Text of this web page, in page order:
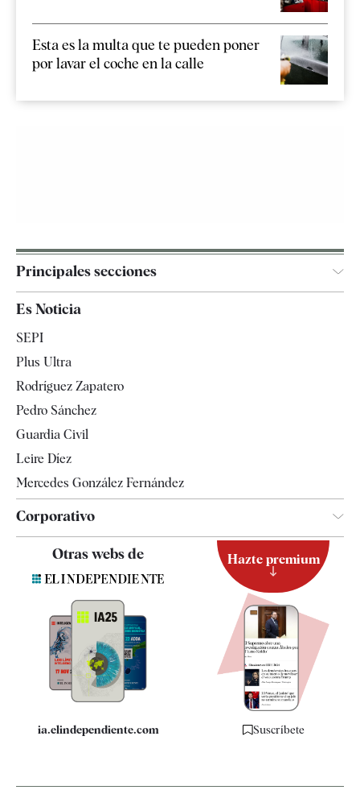
Esta es la multa que te pueden poner
por lavar el coche en la calle
Principales secciones
España
Televisión
Es Noticia
SEPI
Plus Ultra
Rodríguez Zapatero
Pedro Sánchez
Guardia Civil
Leire Díez
Mercedes González Fernández
Corporativo
Contacto
Quiénes somos
Especificaciones
Otras webs de
ia.elindependiente.com
Hazte premium
Suscríbete